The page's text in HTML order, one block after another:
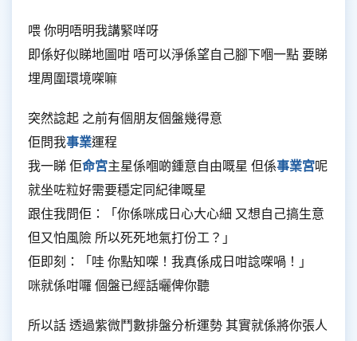
喂 你明唔明我講緊咩呀
即係好似睇地圖咁 唔可以淨係望自己腳下嗰一點 要睇
埋周圍環境㗎嘛
突然諗起 之前有個朋友個盤幾得意
佢問我事業運程
我一睇 佢命宮主星係嗰啲鍾意自由嘅星 但係事業宮呢
就坐咗粒好需要穩定同紀律嘅星
跟住我問佢：「你係咪成日心大心細 又想自己搞生意
但又怕風險 所以死死地氣打份工？」
佢即刻：「哇 你點知㗎！我真係成日咁諗㗎喎！」
咪就係咁囉 個盤已經話曬俾你聽
所以話 透過紫微鬥數排盤分析運勢 其實就係將你張人